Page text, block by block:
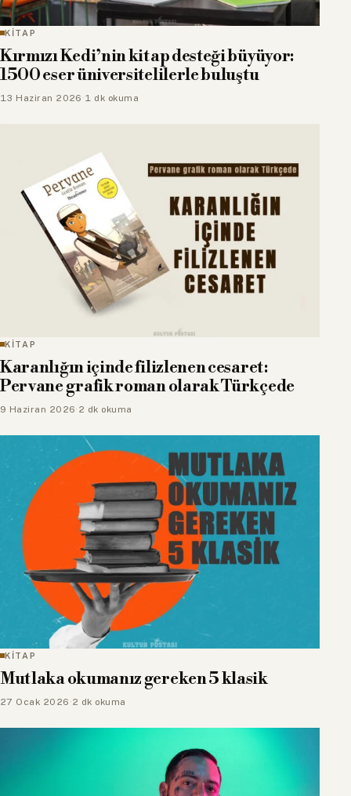
KİTAP
Kırmızı Kedi’nin kitap desteği büyüyor:
1500 eser üniversitelilerle buluştu
13 Haziran 2026 ·1 dk okuma
KİTAP
Karanlığın içinde filizlenen cesaret:
Pervane grafik roman olarak Türkçede
9 Haziran 2026· 2 dk okuma
KİTAP
Mutlaka okumanız gereken 5 klasik
27 Ocak 2026 ·2 dk okuma